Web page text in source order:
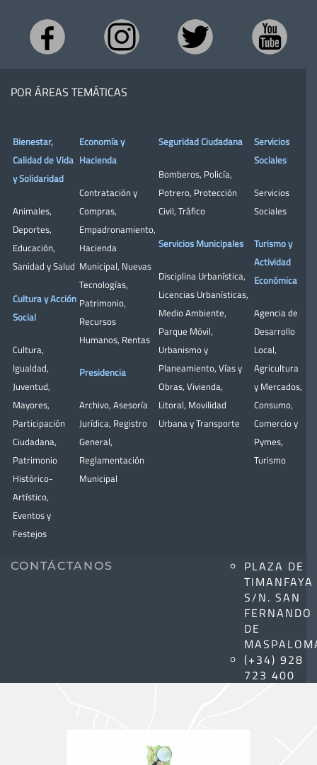
POR ÁREAS TEMÁTICAS
Bienestar,
Calidad de Vida
y Solidaridad
Animales,
Deportes,
Educación,
Sanidad y Salud
Cultura y Acción
Social
Cultura,
Igualdad,
Juventud,
Mayores,
Participación
Ciudadana,
Patrimonio
Histórico-
Artístico,
Eventos y
Festejos
Economía y
Hacienda
Contratación y
Compras,
Empadronamiento,
Hacienda
Municipal, Nuevas
Tecnologías,
Patrimonio,
Recursos
Humanos, Rentas
Presidencia
Archivo, Asesoría
Jurídica, Registro
General,
Reglamentación
Municipal
Seguridad Ciudadana
Bomberos, Policía,
Potrero, Protección
Civil, Tráfico
Servicios Municipales
Disciplina Urbanística,
Licencias Urbanísticas,
Medio Ambiente,
Parque Móvil,
Urbanismo y
Planeamiento, Vías y
Obras, Vivienda,
Litoral, Movilidad
Urbana y Transporte
Servicios
Sociales
Servicios
Sociales
Turismo y
Actividad
Económica
Agencia de
Desarrollo
Local,
Agricultura
y Mercados,
Consumo,
Comercio y
Pymes,
Turismo
CONTÁCTANOS
PLAZA DE
TIMANFAYA
S/N. SAN
FERNANDO
DE
(+34) 928
723 400